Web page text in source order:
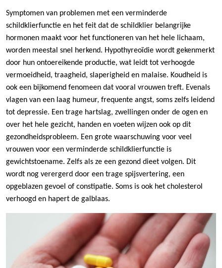
Symptomen van problemen met een verminderde
schildklierfunctie en het feit dat de schildklier belangrijke
hormonen maakt voor het functioneren van het hele lichaam,
worden meestal snel herkend. Hypothyreoïdie wordt gekenmerkt
door hun ontoereikende productie, wat leidt tot verhoogde
vermoeidheid, traagheid, slaperigheid en malaise. Koudheid is
ook een bijkomend fenomeen dat vooral vrouwen treft. Evenals
vlagen van een laag humeur, frequente angst, soms zelfs leidend
tot depressie. Een trage hartslag, zwellingen onder de ogen en
over het hele gezicht, handen en voeten wijzen ook op dit
gezondheidsprobleem. Een grote waarschuwing voor veel
vrouwen voor een verminderde schildklierfunctie is
gewichtstoename. Zelfs als ze een gezond dieet volgen. Dit
wordt nog verergerd door een trage spijsvertering, een
opgeblazen gevoel of constipatie. Soms is ook het cholesterol
verhoogd en hapert de galblaas.